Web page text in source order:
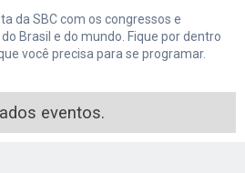
da SBC com os congressos e
Brasil e do mundo. Fique por dentro
você precisa para se programar.
eventos.